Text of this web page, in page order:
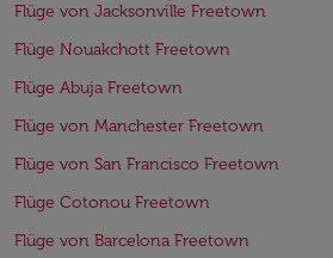
Flüge von Jacksonville Freetown
Flüge Nouakchott Freetown
Flüge Abuja Freetown
Flüge von Manchester Freetown
Flüge von San Francisco Freetown
Flüge Cotonou Freetown
Flüge von Barcelona Freetown